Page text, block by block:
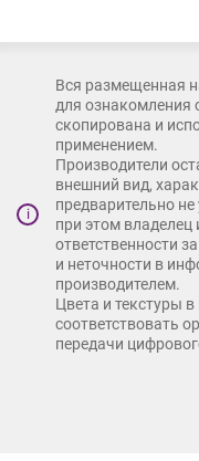
i
Вся размещенная
для ознакомления
скопирована и
применением.
Производители
внешний вид,
предварительно
при этом владелец
ответственности
и неточности в
производителем.
Цвета и текстуры в
соответствовать
передачи